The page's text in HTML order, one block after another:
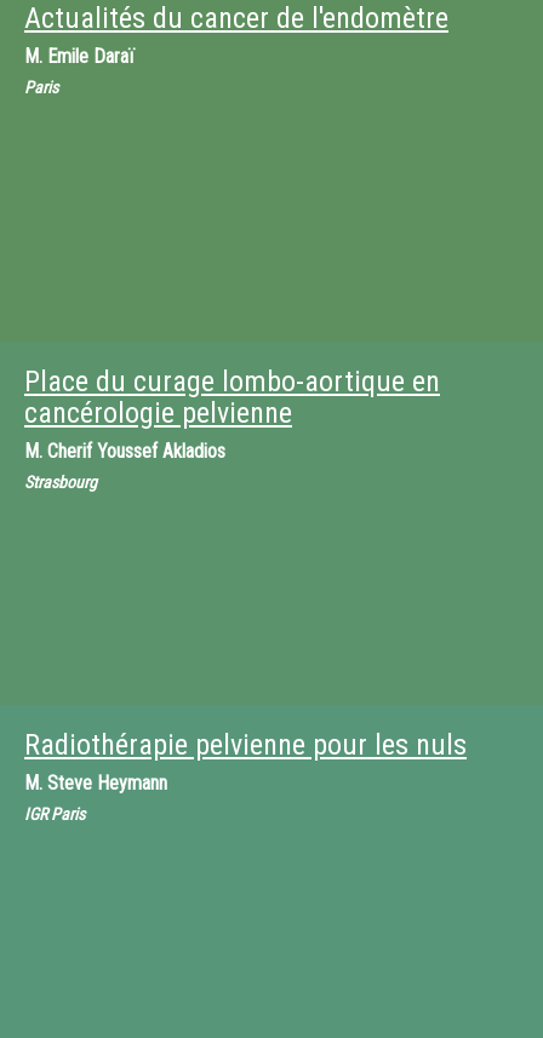
Actualités du cancer de l'endomètre
M. Emile Daraï
Paris
Place du curage lombo-aortique en
cancérologie pelvienne
M. Cherif Youssef Akladios
Strasbourg
Radiothérapie pelvienne pour les nuls
M. Steve Heymann
IGR Paris